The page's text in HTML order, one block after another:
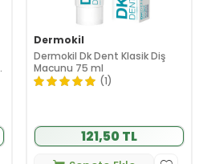
Dermokil
Dermokil Dk Dent Klasik Diş
Macunu 75 ml
(1)
121,50 TL